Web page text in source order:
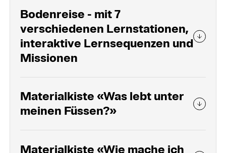
Bodenreise - mit 7
verschiedenen Lernstationen,
interaktive Lernsequenzen und
Missionen
Materialkiste «Was lebt unter
meinen Füssen?»
Materialkiste «Wie mache ich